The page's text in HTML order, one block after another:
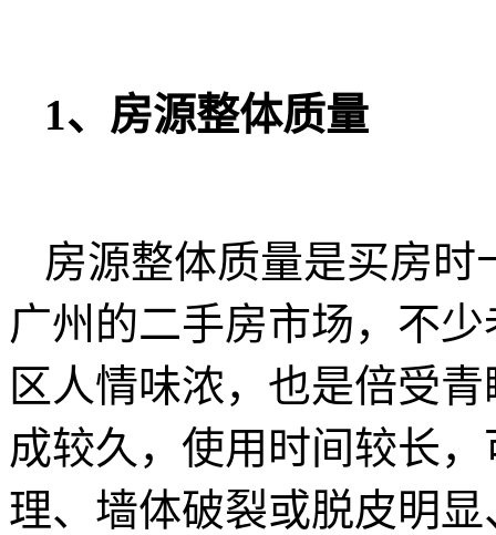
1、房源整体质量
房源整体质量是买房
广州的二手房市场，不
区人情味浓，也是倍受
成较久，使用时间较长
理、墙体破裂或脱皮明